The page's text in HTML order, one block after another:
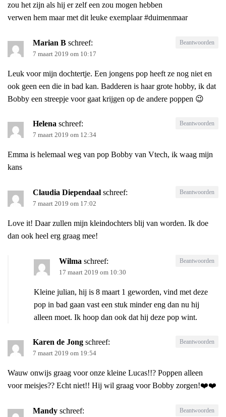
zou het zijn als hij er zelf een zou mogen hebben
verwen hem maar met dit leuke exemplaar #duimenmaar
Marian B schreef:
7 maart 2019 om 10:17
Leuk voor mijn dochtertje. Een jongens pop heeft ze nog niet en
ook geen een die in bad kan. Badderen is haar grote hobby, ik dat
Bobby een streepje voor gaat krijgen op de andere poppen 😉
Beantwoorden
Helena schreef:
7 maart 2019 om 12:34
Emma is helemaal weg van pop Bobby van Vtech, ik waag mijn
kans
Beantwoorden
Claudia Diependaal schreef:
7 maart 2019 om 17:02
Love it! Daar zullen mijn kleindochters blij van worden. Ik doe
dan ook heel erg graag mee!
Beantwoorden
Wilma schreef:
17 maart 2019 om 10:30
Kleine julian, hij is 8 maart 1 geworden, vind met deze
pop in bad gaan vast een stuk minder eng dan nu hij
alleen moet. Ik hoop dan ook dat hij deze pop wint.
Beantwoorden
Karen de Jong schreef:
7 maart 2019 om 19:54
Wauw onwijs graag voor onze kleine Lucas!!? Poppen alleen
voor meisjes?? Echt niet!! Hij wil graag voor Bobby zorgen!❤️❤️
Beantwoorden
Mandy schreef: Beantwoorden